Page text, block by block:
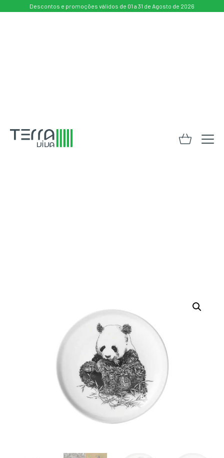
Descontos e promoções válidos de 01 a 31 de Agosto de 2026